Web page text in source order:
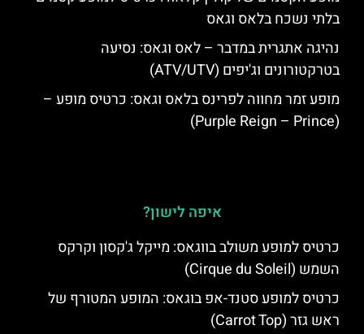
בלתי נשכח בלאס וגאס
נהיגה אתגרית במדבר – לאס וגאס: נסיעה
בטרקטורונים וג'יפים (ATV/UTV)
מופע זמר מחווה לפרינס בלאס וגאס: כרטיס מופע –
(Purple Reign – Prince)
איפה לישון?
כרטיס למופע משולב בווגאס: מייקל ג'קסון וקרקס
השמש (Cirque du Soleil)
כרטיס למופע סטנד-אפ בוגאס: המופע המטורף של
ראש גזר (Carrot Top)